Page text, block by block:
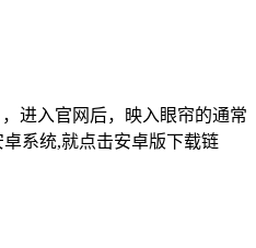
进入官网后，映入眼帘的通常
系统,就点击安卓版下载链